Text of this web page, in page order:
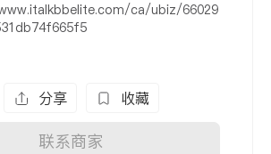
ca/ubiz/66029
分享 收藏
联系商家